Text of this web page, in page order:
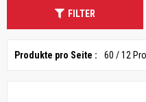
FILTER
Produkte pro Seite : 60 / 12